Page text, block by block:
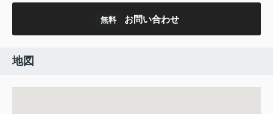
無料 お問い合わせ
地図